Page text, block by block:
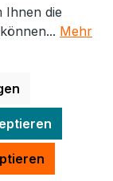
Kontakt
zzgl.
wenn
Ihnen die
Mehr